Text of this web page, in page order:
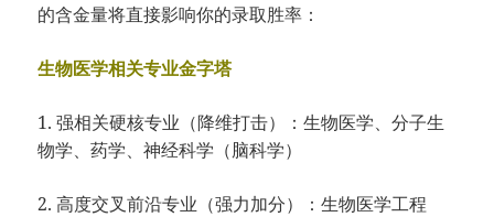
的含金量将直接影响你的录取胜率：
生物医学相关专业金字塔
1. 强相关硬核专业（降维打击）：生物医学、分子生
物学、药学、神经科学（脑科学）
2. 高度交叉前沿专业（强力加分）：生物医学工程